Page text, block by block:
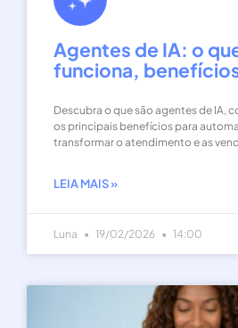
Agentes de IA: o
funciona,
Descubra o que são agentes de IA,
os principais benefícios para
transformar o atendimento e as
LEIA MAIS »
Luna 19/02/2026 14:00